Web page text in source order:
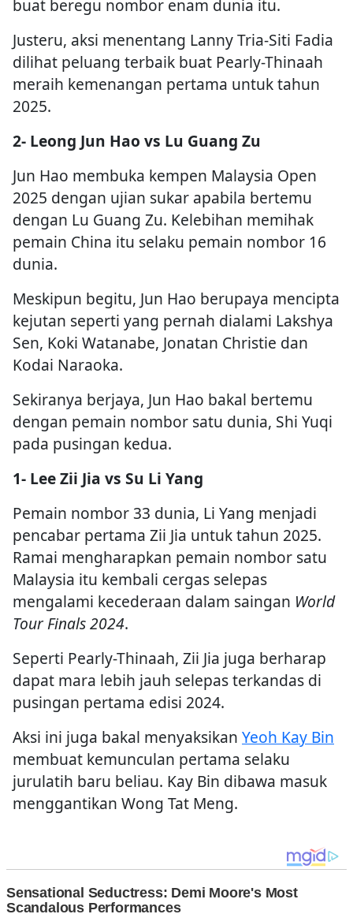
buat beregu nombor enam dunia itu.
Justeru, aksi menentang Lanny Tria-Siti Fadia
dilihat peluang terbaik buat Pearly-Thinaah
meraih kemenangan pertama untuk tahun
2025.
2- Leong Jun Hao vs Lu Guang Zu
Jun Hao membuka kempen Malaysia Open
2025 dengan ujian sukar apabila bertemu
dengan Lu Guang Zu. Kelebihan memihak
pemain China itu selaku pemain nombor 16
dunia.
Meskipun begitu, Jun Hao berupaya mencipta
kejutan seperti yang pernah dialami Lakshya
Sen, Koki Watanabe, Jonatan Christie dan
Kodai Naraoka.
Sekiranya berjaya, Jun Hao bakal bertemu
dengan pemain nombor satu dunia, Shi Yuqi
pada pusingan kedua.
1- Lee Zii Jia vs Su Li Yang
Pemain nombor 33 dunia, Li Yang menjadi
pencabar pertama Zii Jia untuk tahun 2025.
Ramai mengharapkan pemain nombor satu
Malaysia itu kembali cergas selepas
mengalami kecederaan dalam saingan World
Tour Finals 2024.
Seperti Pearly-Thinaah, Zii Jia juga berharap
dapat mara lebih jauh selepas terkandas di
pusingan pertama edisi 2024.
Aksi ini juga bakal menyaksikan Yeoh Kay Bin
membuat kemunculan pertama selaku
jurulatih baru beliau. Kay Bin dibawa masuk
menggantikan Wong Tat Meng.